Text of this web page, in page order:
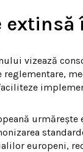
vizează
europeni,